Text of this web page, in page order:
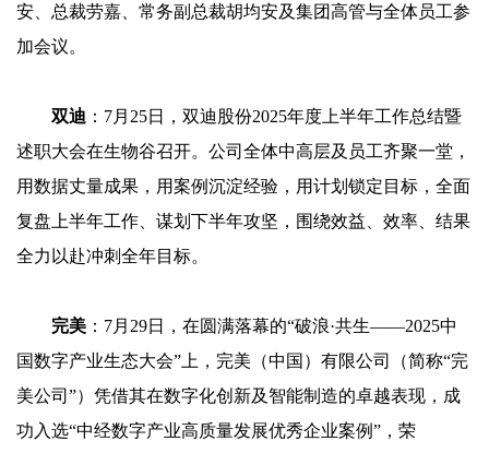
安、总裁劳嘉、常务副总裁胡均安及集团高管与全体员工参
加会议。
双迪 ：7月25日，双迪股份2025年度上半年工作总结暨
述职大会在生物谷召开。公司全体中高层及员工齐聚一堂，
用数据丈量成果，用案例沉淀经验，用计划锁定目标，全面
复盘上半年工作、谋划下半年攻坚，围绕效益、效率、结果
全力以赴冲刺全年目标。
完美 ：7月29日，在圆满落幕的“破浪·共生——2025中
国数字产业生态大会”上，完美（中国）有限公司（简称“完
美公司”）凭借其在数字化创新及智能制造的卓越表现，成
功入选“中经数字产业高质量发展优秀企业案例”，荣